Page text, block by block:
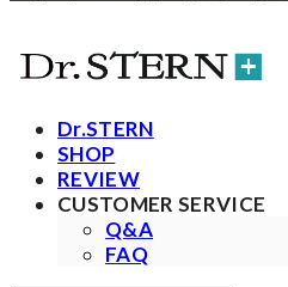
Dr.STERN
SHOP
REVIEW
CUSTOMER SERVICE
Q&A
FAQ